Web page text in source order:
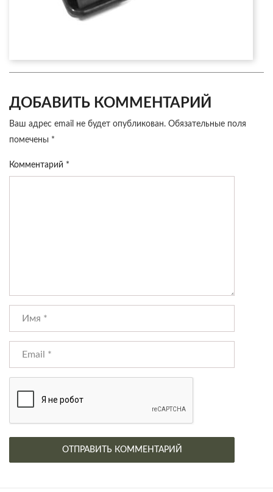
ДОБАВИТЬ КОММЕНТАРИЙ
Ваш адрес email не будет опубликован. Обязательные поля
помечены *
Комментарий *